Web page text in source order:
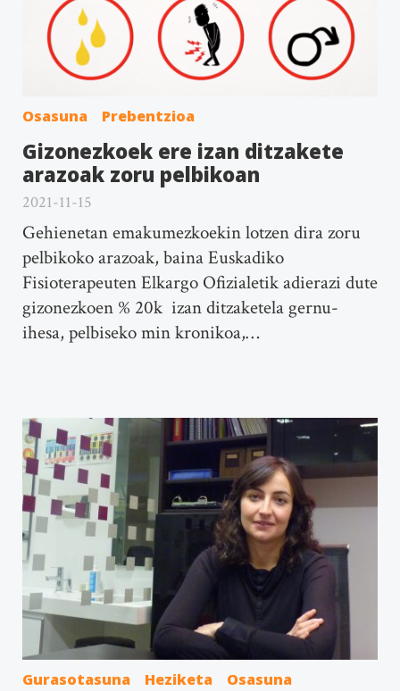
Osasuna Prebentzioa
Gizonezkoek ere izan ditzakete
arazoak zoru pelbikoan
2021-11-15
Gehienetan emakumezkoekin lotzen dira zoru
pelbikoko arazoak, baina Euskadiko
Fisioterapeuten Elkargo Ofizialetik adierazi dute
gizonezkoen % 20k izan ditzaketela gernu-
ihesa, pelbiseko min kronikoa,…
Gurasotasuna Heziketa Osasuna